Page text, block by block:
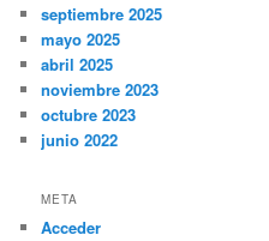
septiembre 2025
mayo 2025
abril 2025
noviembre 2023
octubre 2023
junio 2022
META
Acceder